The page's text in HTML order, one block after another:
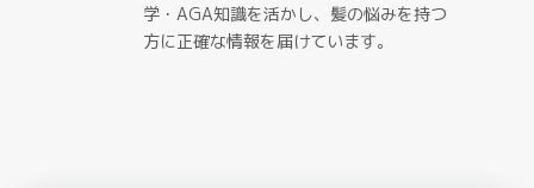
学・AGA知識を活かし、髪の悩みを持つ
方に正確な情報を届けています。